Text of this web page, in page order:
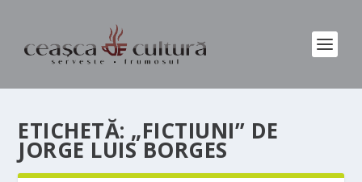
ETICHETĂ: „FICTIUNI” DE
JORGE LUIS BORGES